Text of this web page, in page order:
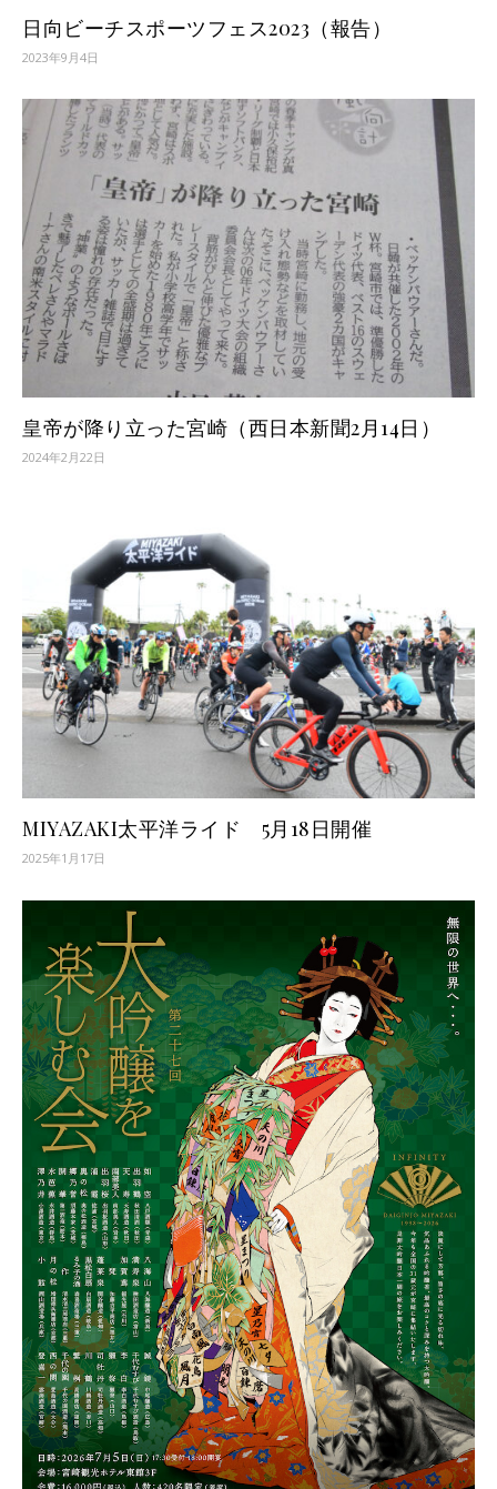
日向ビーチスポーツフェス2023（報告）
2023年9月4日
皇帝が降り立った宮崎（西日本新聞2月14日）
2024年2月22日
MIYAZAKI太平洋ライド 5月18日開催
2025年1月17日